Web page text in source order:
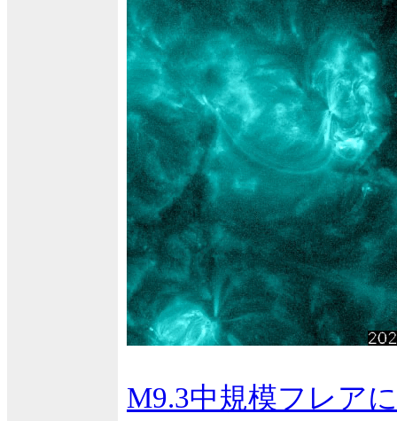
M9.3中規模フレア